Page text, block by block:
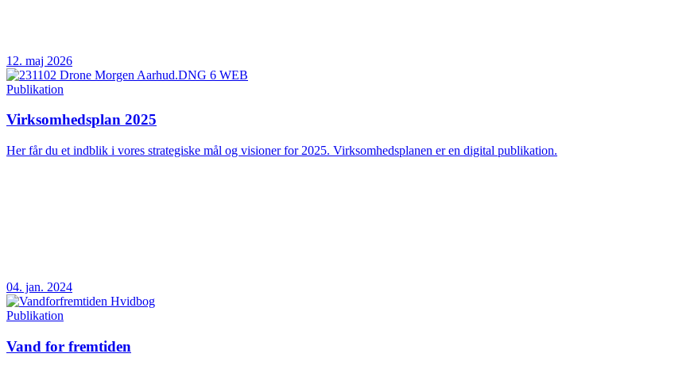
12. maj 2026
Publikation
Virksomhedsplan 2025
Her får du et indblik i vores strategiske mål og visioner for 2025. Virksomhedsplanen er en digital publikation.
04. jan. 2024
Publikation
Vand for fremtiden